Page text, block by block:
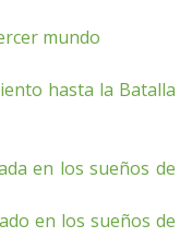
mundo
hasta la Batalla
en los sueños de
en los sueños de